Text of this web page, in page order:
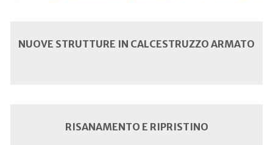
NUOVE STRUTTURE IN CALCESTRUZZO ARMATO
RISANAMENTO E RIPRISTINO